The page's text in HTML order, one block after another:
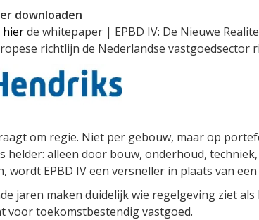
downloaden
hierde whitepaper | EPBD IV: De Nieuwe
richtlijn de Nederlandse vastgoedsector
om regie. Niet per gebouw, maar op
helder: alleen door bouw, onderhoud,
wordt EPBD IV een versneller in plaats van
jaren maken duidelijk wie regelgeving ziet
voor toekomstbestendig vastgoed.